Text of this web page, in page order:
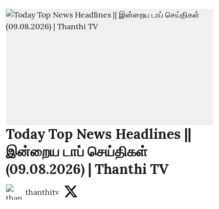
Today Top News Headlines ||
இன்றைய டாப் செய்திகள்
(09.08.2026) | Thanthi TV
thanthitv